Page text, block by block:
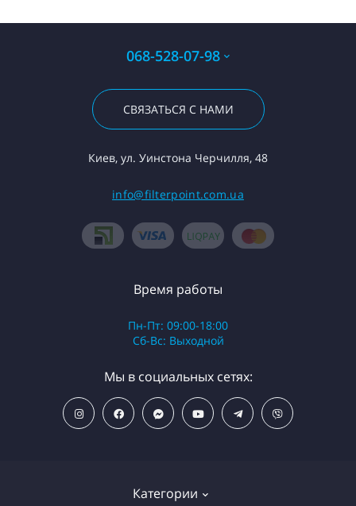
068-528-07-98
СВЯЗАТЬСЯ С НАМИ
Киев, ул. Уинстона Черчилля, 48
info@filterpoint.com.ua
Категории
Время работы
Пн-Пт: 09:00-18:00
Сб-Вс: Выходной
Мы в социальных сетях: